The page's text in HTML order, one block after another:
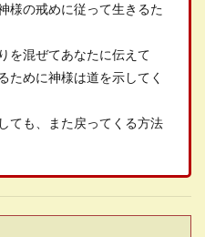
様の戒めに従って生きるた
を混ぜてあなたに伝えて
ために神様は道を示してく
ても、また戻ってくる方法